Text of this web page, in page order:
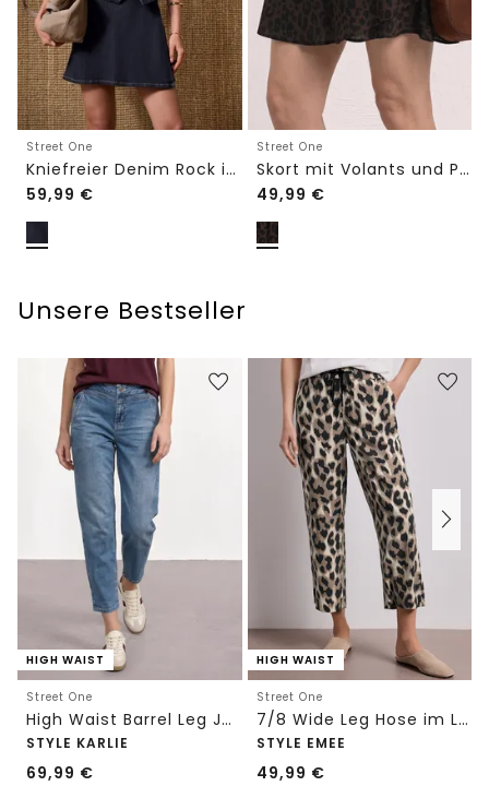
Street One
Kniefreier Denim Rock in Wickeloptik
59,99 €
Street One
Skort mit Volants und Print
49,99 €
Unsere Bestseller
HIGH WAIST
Street One
High Waist Barrel Leg Jeans im Loose Fit
STYLE KARLIE
69,99 €
HIGH WAIST
Street One
7/8 Wide Leg Hose im Loose Fit mit Print
STYLE EMEE
49,99 €